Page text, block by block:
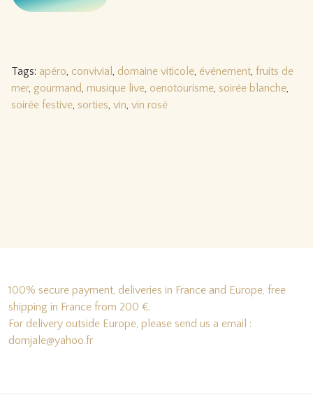
Tags: apéro, convivial , domaine viticole, événement, fruits de
mer, gourmand, musique live, oenotourisme, soirée blanche,
soirée festive, sorties, vin, vin rosé
100% secure payment, deliveries in France and Europe, free
shipping in France from 200 €.
For delivery outside Europe, please send us a email :
domjale@yahoo.fr